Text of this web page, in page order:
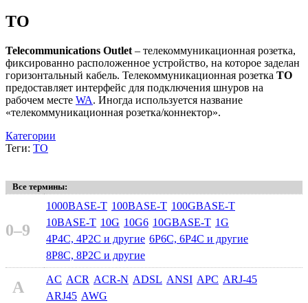
TO
Telecommunications Outlet – телекоммуникационная розетка,
фиксированно расположенное устройство, на которое заделан
горизонтальный кабель. Телекоммуникационная розетка TO
предоставляет интерфейс для подключения шнуров на
рабочем месте WA. Иногда используется название
«телекоммуникационная розетка/коннектор».
Категории
Теги: TO
Все термины:
0–9
1000BASE-T 100BASE-T 100GBASE-T
10BASE-T 10G 10G6 10GBASE-T 1G
4P4C, 4P2C и другие 6P6C, 6P4C и другие
8P8C, 8P2C и другие
A AC ACR ACR-N ADSL ANSI APC ARJ-45
ARJ45 AWG